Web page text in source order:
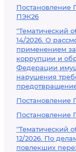
Постановление
ПЭК26
"Тематический
14/2026. О
применением
коррупции и
Федерации
нарушения
Постановление
Постановление
"Тематический
12/2026. По
повлекших